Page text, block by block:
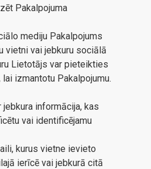
Pakalpojuma
mediju Pakalpojums
vietni vai jebkuru sociālā
Lietotājs var pieteikties
izmantotu Pakalpojumu.
informācija, kas
vai identificējamu
kurus vietne ievieto
ierīcē vai jebkurā citā